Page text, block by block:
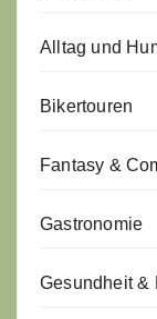
Alltag und
Bikertouren
Fantasy &
Gastronomie
Gesundheit &